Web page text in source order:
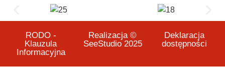
RODO -
Klauzula
Informacyjna
Realizacja ©
SeeStudio 2025
Deklaracja
dostępności